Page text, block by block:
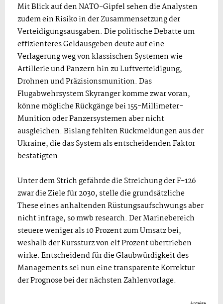
Mit Blick auf den NATO-Gipfel sehen die Analysten
zudem ein Risiko in der Zusammensetzung der
Verteidigungsausgaben. Die politische Debatte um
effizienteres Geldausgeben deute auf eine
Verlagerung weg von klassischen Systemen wie
Artillerie und Panzern hin zu Luftverteidigung,
Drohnen und Präzisionsmunition. Das
Flugabwehrsystem Skyranger komme zwar voran,
könne mögliche Rückgänge bei 155-Millimeter-
Munition oder Panzersystemen aber nicht
ausgleichen. Bislang fehlten Rückmeldungen aus der
Ukraine, die das System als entscheidenden Faktor
bestätigten.
Unter dem Strich gefährde die Streichung der F-126
zwar die Ziele für 2030, stelle die grundsätzliche
These eines anhaltenden Rüstungsaufschwungs aber
nicht infrage, so mwb research. Der Marinebereich
steuere weniger als 10 Prozent zum Umsatz bei,
weshalb der Kurssturz von elf Prozent übertrieben
wirke. Entscheidend für die Glaubwürdigkeit des
Managements sei nun eine transparente Korrektur
der Prognose bei der nächsten Zahlenvorlage.